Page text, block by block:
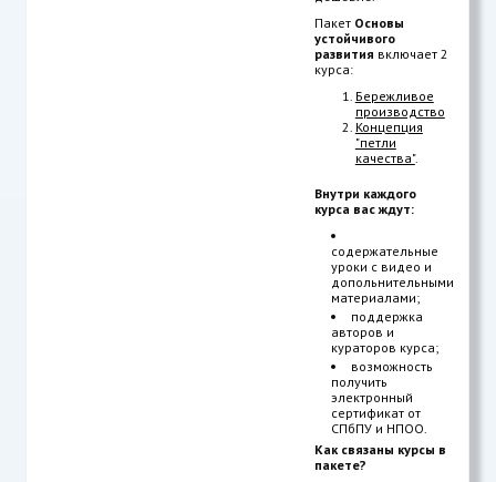
Пакет Основы
устойчивого
развития включает 2
курса:
Бережливое
производство
Концепция
"петли
качества".
Внутри каждого
курса вас ждут:
содержательные
уроки с видео и
допольнительными
материалами;
поддержка
авторов и
кураторов курса;
возможность
получить
электронный
сертификат от
СПбПУ и НПОО.
Как связаны курсы в
пакете?